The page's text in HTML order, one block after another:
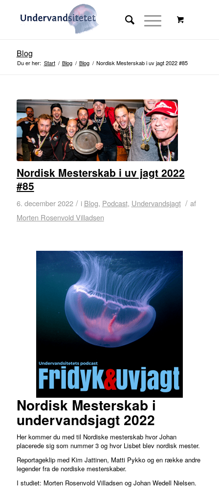
Blog
Du er her: Start / Blog / Blog / Nordisk Mesterskab i uv jagt 2022 #85
Nordisk Mesterskab i uv jagt 2022
#85
6. december 2022 / i Blog, Podcast, Undervandsjagt / af
Morten Rosenvold Villadsen
Nordisk Mesterskab i
undervandsjagt 2022
Her kommer du med til Nordiske mesterskab hvor Johan
placerede sig som nummer 3 og hvor Lisbet blev nordisk mester.
Reportageklip med Kim Jattinen, Matti Pykko og en række andre
legender fra de nordiske mesterskaber.
I studiet: Morten Rosenvold Villadsen og Johan Wedell Nielsen.